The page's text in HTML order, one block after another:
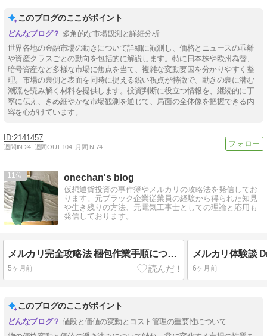
このブログのここがポイント
多角的な市場観測と詳細分析
世界各地の金融市場の動きについて詳細に観測し、価格とニュースの乖離
や資産クラスごとの動向を包括的に解説します。特に日本株や欧州為替、
暗号資産など多様な市場に焦点を当て、複雑な変動要因を分かりやすく整
理。市場の裏側と表面を同時に捉える鋭い視点が特徴で、動きの裏に潜む
潮流を読み解く材料を提供します。投資判断に役立つ情報を、継続的に丁
寧に伝え、きめ細やかな市場観測を通じて、局面の全体像を把握できる内
容を心がけています。
2141457
週間IN:24 週間OUT:104 月間IN:74
11 onechan's blog
仮想通貨投資の事件簿やメルカリの攻略法を発信してお
ります。元ブラック企業従業員の経験から得られた知見
や生き残りの方法、元電気工事士としての理論と応用も
発信しております。
メルカリ完全攻略法 梱包作業手順について パーカー スウェットの例
5ヶ月前 6ヶ月前
このブログのここがポイント
値段と価値の変動とコスト管理の重要性について